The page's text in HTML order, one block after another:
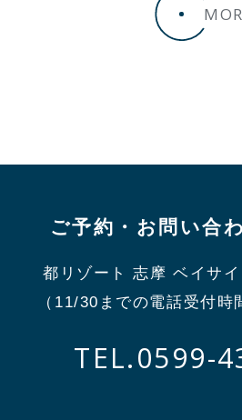
ご予約・お問い合
都リゾート 志摩 ベイサ
（11/30までの電話受付時
TEL.0599-